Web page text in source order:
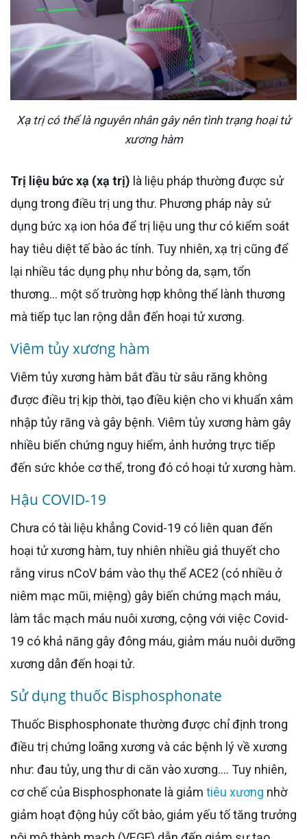
Xạ trị có thể là nguyên nhân gây nên tình trạng hoại tử
xương hàm
Trị liệu bức xạ (xạ trị) là liệu pháp thường được sử
dụng trong điều trị ung thư. Phương pháp này sử
dụng bức xạ ion hóa để trị liệu ung thư có kiểm soát
hay tiêu diệt tế bào ác tính. Tuy nhiên, xạ trị cũng để
lại nhiều tác dụng phụ như bỏng da, sạm, tổn
thương… một số trường hợp không thể lành thương
mà tiếp tục lan rộng dẫn đến hoại tử xương.
Viêm tủy xương hàm
Viêm tủy xương hàm bắt đầu từ sâu răng không
được điều trị kịp thời, tạo điều kiện cho vi khuẩn xâm
nhập tủy răng và gây bệnh. Viêm tủy xương hàm gây
nhiều biến chứng nguy hiểm, ảnh hưởng trực tiếp
đến sức khỏe cơ thể, trong đó có hoại tử xương hàm.
Hậu COVID-19
Chưa có tài liệu khẳng Covid-19 có liên quan đến
hoại tử xương hàm, tuy nhiên nhiều giả thuyết cho
rằng virus nCoV bám vào thụ thể ACE2 (có nhiều ở
niêm mạc mũi, miệng) gây biến chứng mạch máu,
làm tắc mạch máu nuôi xương, cộng với việc Covid-
19 có khả năng gây đông máu, giảm máu nuôi dưỡng
xương dẫn đến hoại tử.
Sử dụng thuốc Bisphosphonate
Thuốc Bisphosphonate thường được chỉ định trong
điều trị chứng loãng xương và các bệnh lý về xương
như: đau tủy, ung thư di căn vào xương.... Tuy nhiên,
cơ chế của Bisphosphonate là giảm tiêu xương nhờ
giảm hoạt động hủy cốt bào, giảm yếu tố tăng trưởng